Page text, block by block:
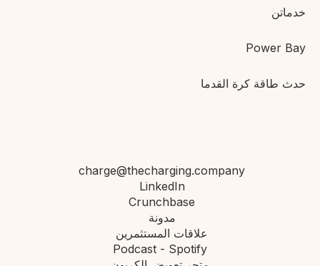
خدماتن
Power Bay
حدث طاقة كرة القدما
charge@thecharging.compan
LinkedIn
Crunchbase
مدونة
علاقات المستثمرين
Podcast - Spotify